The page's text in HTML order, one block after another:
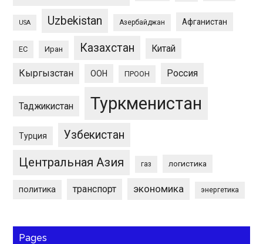
USA Uzbekistan Азербайджан Афганистан
ЕС Иран Казахстан Китай
Кыргызстан ООН ПРООН Россия
Таджикистан Туркменистан
Турция Узбекистан
Центральная Азия газ логистика
политика транспорт экономика энергетика
Pages